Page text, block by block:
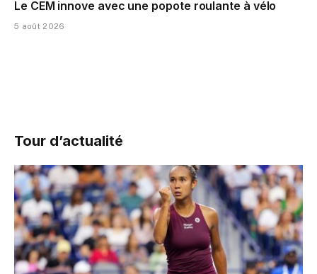
Le CEM innove avec une popote roulante à vélo
5 août 2026
Tour d’actualité